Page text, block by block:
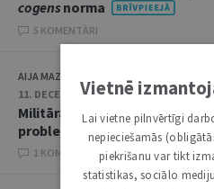
cogensnorma
5 KOMENTĀRI
AIJA MAZITĀNE
11. DECEMBRIS 2018
Militārās darbības radīto
problemātika
1 KOMENTĀRI
Vietnē
Lai vietne pilnvērtīgi
nepieciešamās
piekrišanu var tikt
statistikas, sociālo